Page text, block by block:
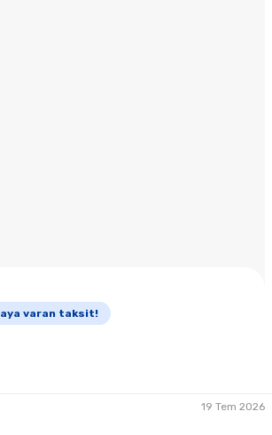
aya varan taksit!
19 Tem 2026